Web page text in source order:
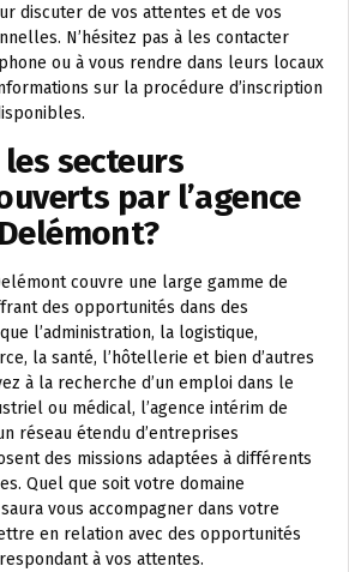
discuter de vos attentes et de vos
N’hésitez pas à les contacter
ou à vous rendre dans leurs locaux
sur la procédure d’inscription
secteurs
par l’agence
couvre une large gamme de
des opportunités dans des
l’administration, la logistique,
la santé, l’hôtellerie et bien d’autres
à la recherche d’un emploi dans le
ou médical, l’agence intérim de
réseau étendu d’entreprises
des missions adaptées à différents
Quel que soit votre domaine
vous accompagner dans votre
en relation avec des opportunités
à vos attentes.